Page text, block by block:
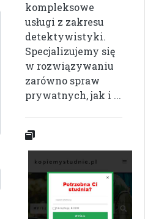
kompleksowe
usługi z zakresu
detektywistyki.
Specjalizujemy się
w rozwiązywaniu
zarówno spraw
prywatnych, jak i ...